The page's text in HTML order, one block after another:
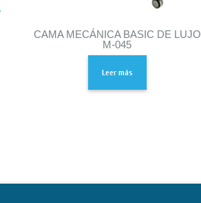
CAMA MECÁNICA BASIC DE LUJO
M-045
Leer más